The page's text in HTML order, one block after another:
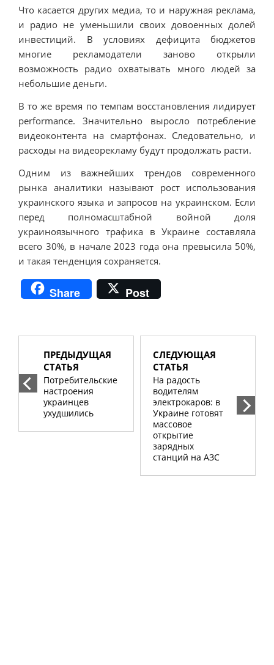
Что касается других медиа, то и наружная реклама,
и радио не уменьшили своих довоенных долей
инвестиций. В условиях дефицита бюджетов
многие рекламодатели заново открыли
возможность радио охватывать много людей за
небольшие деньги.
В то же время по темпам восстановления лидирует
performance. Значительно выросло потребление
видеоконтента на смартфонах. Следовательно, и
расходы на видеорекламу будут продолжать расти.
Одним из важнейших трендов современного
рынка аналитики называют рост использования
украинского языка и запросов на украинском. Если
перед полномасштабной войной доля
украиноязычного трафика в Украине составляла
всего 30%, в начале 2023 года она превысила 50%,
и такая тенденция сохраняется.
Share Post
ПРЕДЫДУЩАЯ
СТАТЬЯ
Потребительские
настроения
украинцев
ухудшились
СЛЕДУЮЩАЯ
СТАТЬЯ
На радость
водителям
электрокаров: в
Украине готовят
массовое
открытие
зарядных
станций на АЗС